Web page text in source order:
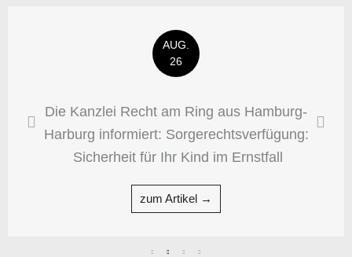
AUG.
26
Die Kanzlei Recht am Ring aus Hamburg-
Harburg informiert: Sorgerechtsverfügung:
Sicherheit für Ihr Kind im Ernstfall
zum Artikel →